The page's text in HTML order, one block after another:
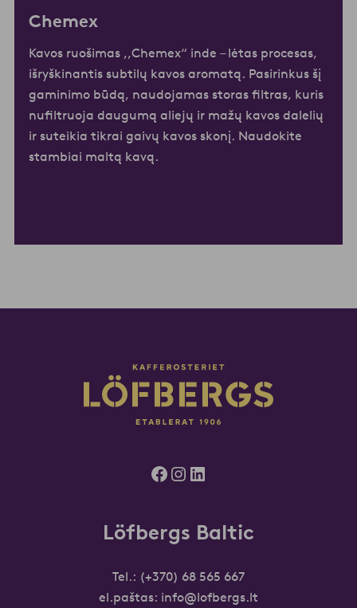
Chemex
Kavos ruošimas ,,Chemex“ inde – lėtas procesas,
išryškinantis subtilų kavos aromatą. Pasirinkus šį
gaminimo būdą, naudojamas storas filtras, kuris
nufiltruoja daugumą aliejų ir mažų kavos dalelių
ir suteikia tikrai gaivų kavos skonį. Naudokite
stambiai maltą kavą.
Facebook
Instagram
LinkedIn
Löfbergs Baltic
Tel.: (+370) 68 565 667
el.paštas: info@lofbergs.lt